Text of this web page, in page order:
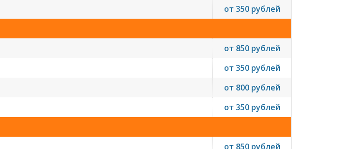
от 350 рублей
от 850 рублей
от 350 рублей
от 800 рублей
от 350 рублей
от 850 рублей